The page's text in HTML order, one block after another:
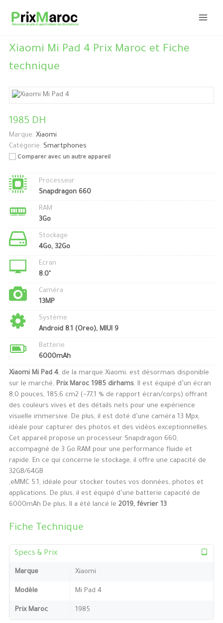
Xiaomi Mi Pad 4 Prix Maroc et Fiche
technique
1985 DH
Marque: Xiaomi
Catégorie: Smartphones
Comparer avec un autre appareil
Processeur
Snapdragon 660
RAM
3Go
Stockage
4Go, 32Go
Ecran
8.0"
Caméra
13MP
Système
Android 8.1 (Oreo), MIUI 9
Batterie
6000mAh
Xiaomi Mi Pad 4, de la marque Xiaomi, est désormais disponible
sur le marché, Prix Maroc 1985 dirhams. Il est équipé d’un écran
8,0 pouces, 185,6 cm2 (~77,1 % de rapport écran/corps) offrant
des couleurs vives et des détails nets pour une expérience
visuelle immersive. De plus, il est doté d’une caméra 13 Mpx,
idéale pour capturer des photos et des vidéos exceptionnelles.
Cet appareil propose un processeur Snapdragon 660,
accompagné de 3 Go RAM pour une performance fluide et
rapide. En ce qui concerne le stockage, il offre une capacité de
32GB/64GB
,eMMC 5.1, idéale pour stocker toutes vos données, photos et
applications. De plus, il est équipé d’une batterie capacité de
6000mAh De plus, Il a été lancé le 2019, février 13
Fiche Technique
Specs & Prix
Marque Xiaomi
Modèle Mi Pad 4
Prix Maroc 1985